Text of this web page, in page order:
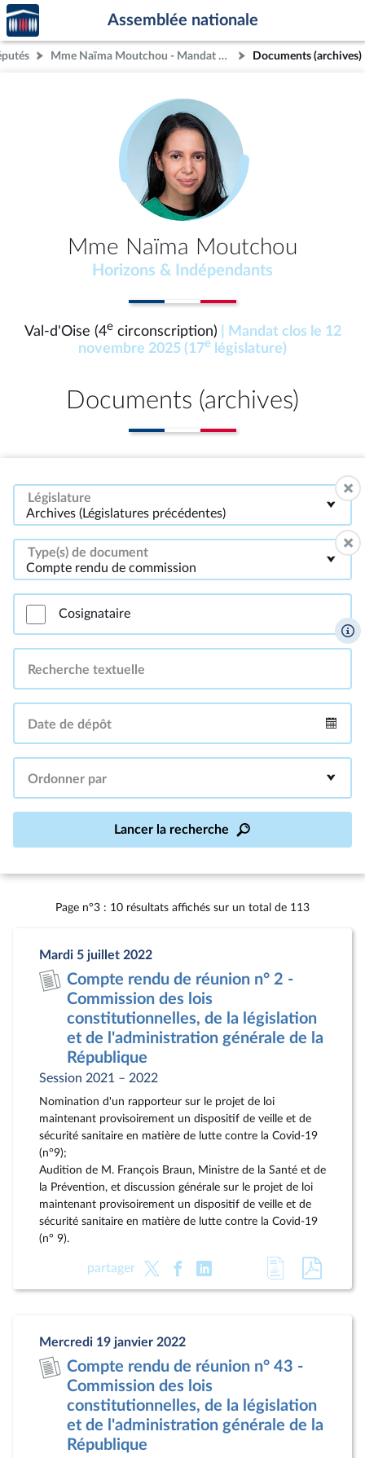
Aller au contenu
Aller en bas de la page
Accèder
à la
page
d'accueil
Assemblée nationale
Mme Naïma Moutchou - Mandat clos - Val-d'Oise (4e circonscription) Documents (archives)
Mme Naïma Moutchou
Horizons & Indépendants
Val-d'Oise (4ecirconscription)
| Mandat clos le 12
novembre 2025 (17e législature)
Documents (archives)
Législature
Archives (Législatures précédentes)
Type(s) de document
Compte rendu de commission
Cosignataire
Recherche textuelle
Date de dépôt
Ordonner par
Lancer la recherche
Page n°3 : 10 résultats affichés sur un total de 113
Mardi 5 juillet 2022
Compte rendu de réunion n° 2 -
Commission des lois
constitutionnelles, de la législation
et de l'administration générale de la
République
Session 2021 – 2022
Nomination d'un rapporteur sur le projet de loi
maintenant provisoirement un dispositif de veille et de
sécurité sanitaire en matière de lutte contre la Covid-19
(n°9);
Audition de M. François Braun, Ministre de la Santé et de
la Prévention, et discussion générale sur le projet de loi
maintenant provisoirement un dispositif de veille et de
sécurité sanitaire en matière de lutte contre la Covid-19
(n° 9).
partager
Accéder
à
document
au
pdf
Mercredi 19 janvier 2022
Compte rendu de réunion n° 43 -
Commission des lois
constitutionnelles, de la législation
et de l'administration générale de la
République